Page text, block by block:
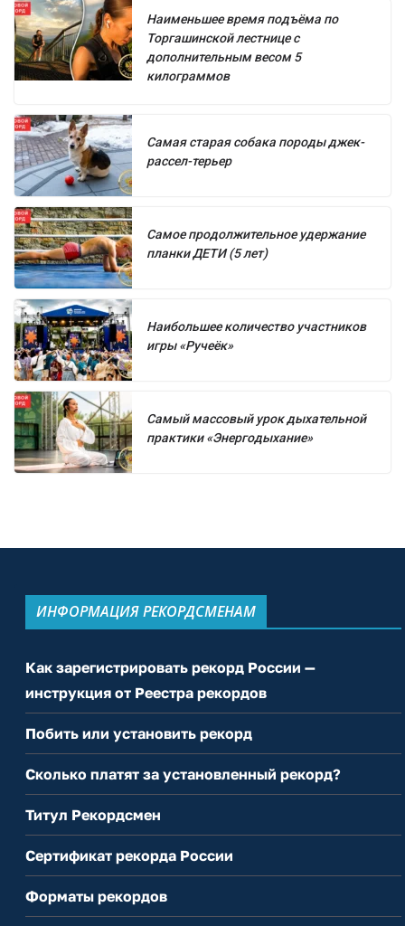
Наименьшее время подъёма по
Торгашинской лестнице с
дополнительным весом 5
килограммов
Самая старая собака породы джек-
рассел-терьер
Самое продолжительное удержание
планки ДЕТИ (5 лет)
Наибольшее количество участников
игры «Ручеёк»
Самый массовый урок дыхательной
практики «Энергодыхание»
ИНФОРМАЦИЯ РЕКОРДСМЕНАМ
Как зарегистрировать рекорд России —
инструкция от Реестра рекордов
Побить или установить рекорд
Сколько платят за установленный рекорд?
Титул Рекордсмен
Сертификат рекорда России
Форматы рекордов